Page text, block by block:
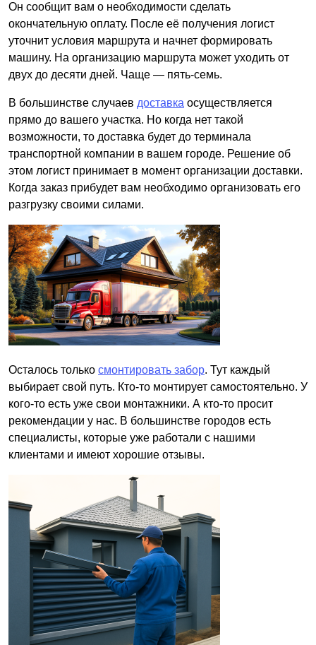
Он сообщит вам о необходимости сделать
окончательную оплату. После её получения логист
уточнит условия маршрута и начнет формировать
машину. На организацию маршрута может уходить от
двух до десяти дней. Чаще — пять-семь.
В большинстве случаев доставка осуществляется
прямо до вашего участка. Но когда нет такой
возможности, то доставка будет до терминала
транспортной компании в вашем городе. Решение об
этом логист принимает в момент организации доставки.
Когда заказ прибудет вам необходимо организовать его
разгрузку своими силами.
Осталось только смонтировать забор. Тут каждый
выбирает свой путь. Кто-то монтирует самостоятельно. У
кого-то есть уже свои монтажники. А кто-то просит
рекомендации у нас. В большинстве городов есть
специалисты, которые уже работали с нашими
клиентами и имеют хорошие отзывы.